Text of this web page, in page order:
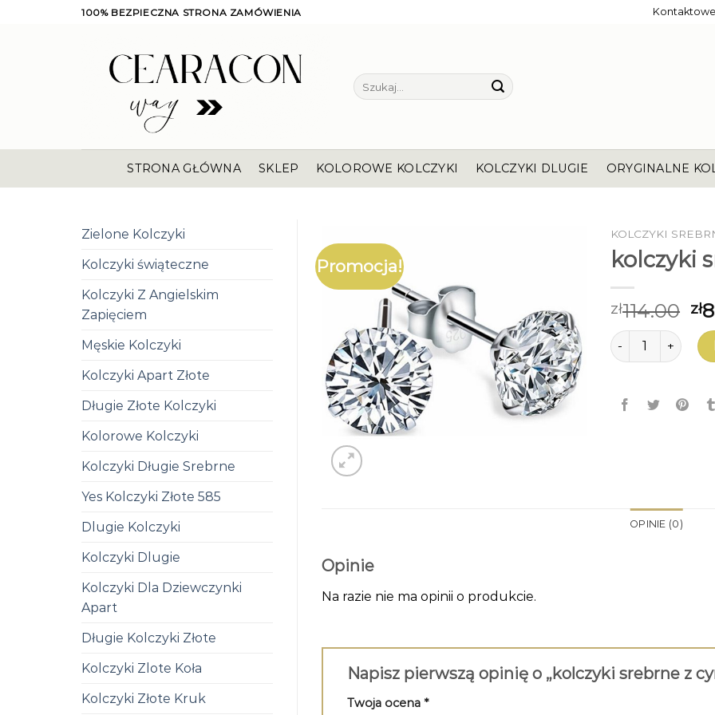
100% BEZPIECZNA STRONA ZAMÓWIENIA Kontaktowe
Szukaj:
STRONA GŁÓWNA SKLEP KOLOROWE KOLCZYKI KOLCZYKI DLUGIE ORYGINALNE
Zielone Kolczyki
Kolczyki świąteczne
Kolczyki Z Angielskim
Zapięciem
Męskie Kolczyki
Kolczyki Apart Złote
Długie Złote Kolczyki
Kolorowe Kolczyki
Kolczyki Długie Srebrne
Yes Kolczyki Złote 585
Dlugie Kolczyki
Kolczyki Dlugie
Kolczyki Dla Dziewczynki
Apart
Długie Kolczyki Złote
Kolczyki Zlote Koła
Kolczyki Złote Kruk
Promocja!
KOLCZYKI
kolczyki
zł114.00 zł
ilość kolczyki
OPINIE (0)
Opinie
Na razie nie ma opinii o produkcie.
Napisz pierwszą opinię o „kolczyki srebrne z
Twoja ocena *